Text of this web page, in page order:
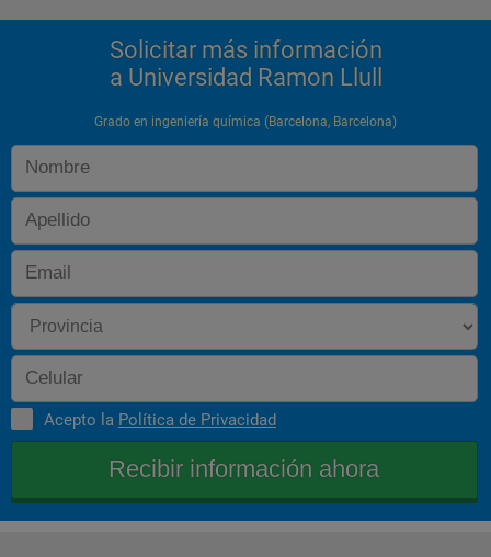
Trabajo Fin de GradoSolicitar más información
a Universidad Ramon Llull
Grado en ingeniería química (Barcelona, Barcelona)
Acepto la Política de Privacidad